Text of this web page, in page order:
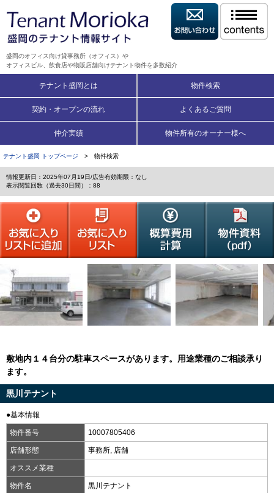
盛岡のオフィス向け貸事務所（オフィス）や
オフィスビル、飲食店や物販店舗向けテナント物件を多数紹介
テナント盛岡とは 物件検索
契約・オープンの流れ よくあるご質問
仲介実績 物件所有のオーナー様へ
テナント盛岡 トップページ > 物件検索
情報更新日：2025年07月19日/広告有効期限：なし
表示閲覧回数（過去30日間）：88
敷地内１４台分の駐車スペースがあります。用途業種のご相談承り
ます。
黒川テナント
●基本情報
物件番号 10007805406
店舗形態 事務所, 店舗
オススメ業種
物件名 黒川テナント